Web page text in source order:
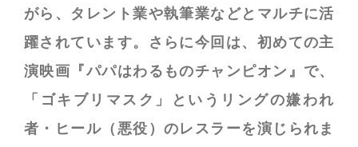
がら、タレント業や執筆業などとマルチに活
躍されています。さらに今回は、初めての主
演映画『パパはわるものチャンピオン』で、
「ゴキブリマスク」というリングの嫌われ
者・ヒール（悪役）のレスラーを演じられま